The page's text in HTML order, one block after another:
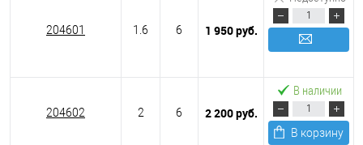
204601 1.6 6 1 950 руб.
204602 2 6 2 200 руб.
В наличии
В корзину